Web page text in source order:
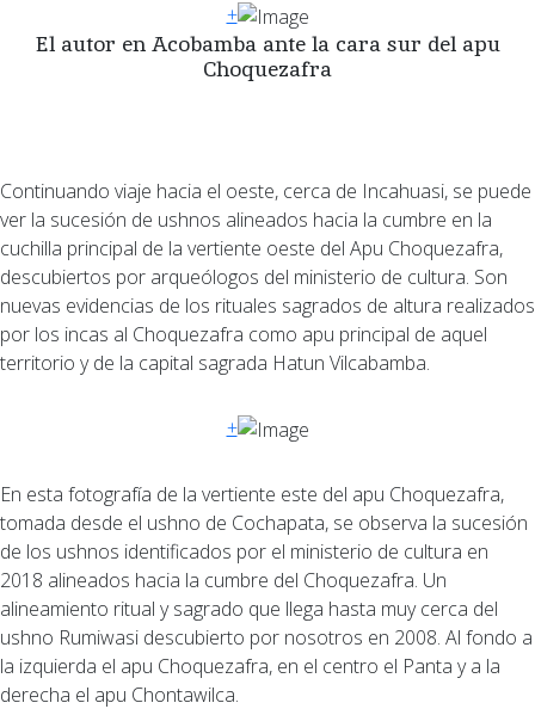
+
El autor en Acobamba ante la cara sur del apu
Choquezafra
Continuando viaje hacia el oeste, cerca de Incahuasi, se puede
ver la sucesión de ushnos alineados hacia la cumbre en la
cuchilla principal de la vertiente oeste del Apu Choquezafra,
descubiertos por arqueólogos del ministerio de cultura. Son
nuevas evidencias de los rituales sagrados de altura realizados
por los incas al Choquezafra como apu principal de aquel
territorio y de la capital sagrada Hatun Vilcabamba.
+
En esta fotografía de la vertiente este del apu Choquezafra,
tomada desde el ushno de Cochapata, se observa la sucesión
de los ushnos identificados por el ministerio de cultura en
2018 alineados hacia la cumbre del Choquezafra. Un
alineamiento ritual y sagrado que llega hasta muy cerca del
ushno Rumiwasi descubierto por nosotros en 2008. Al fondo a
la izquierda el apu Choquezafra, en el centro el Panta y a la
derecha el apu Chontawilca.